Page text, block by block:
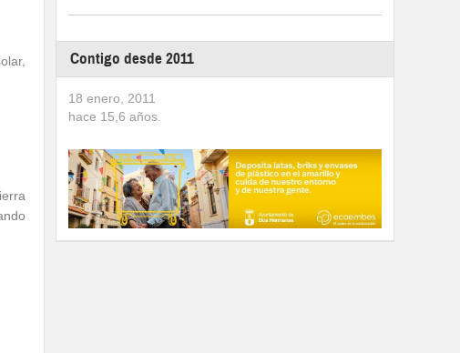
Contigo desde 2011
18 enero, 2011
hace 15,6 años.